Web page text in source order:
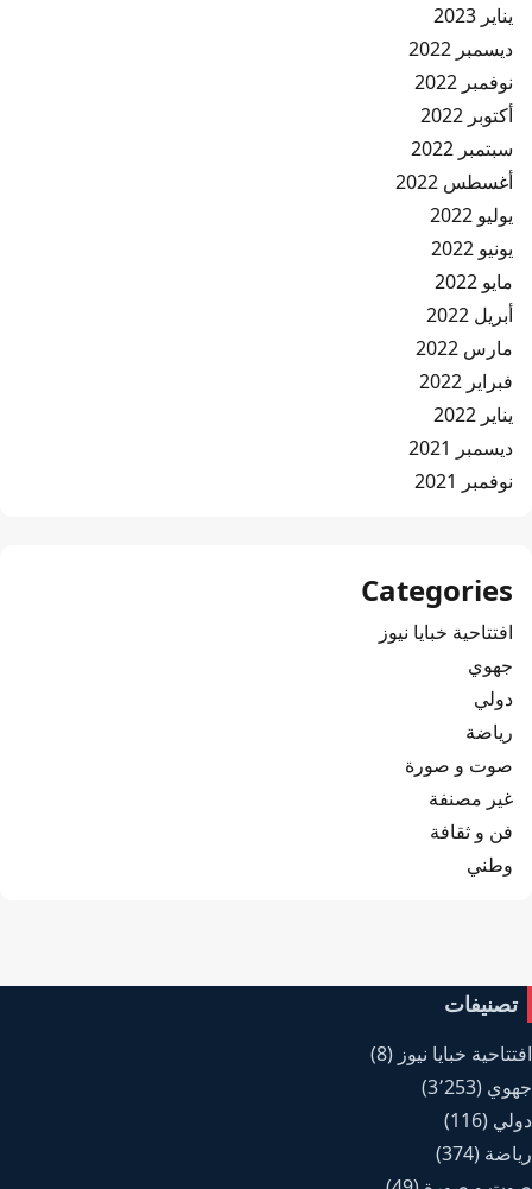
يناير 2023
ديسمبر 2022
نوفمبر 2022
أكتوبر 2022
سبتمبر 2022
أغسطس 2022
يوليو 2022
يونيو 2022
مايو 2022
أبريل 2022
مارس 2022
فبراير 2022
يناير 2022
ديسمبر 2021
نوفمبر 2021
Categories
افتتاحية خبايا نيوز
جهوي
دولي
رياضة
صوت و صورة
غير مصنفة
فن و ثقافة
وطني
تصنيفات
افتتاحية خبايا نيوز (8)
جهوي (3٬253)
دولي (116)
رياضة (374)